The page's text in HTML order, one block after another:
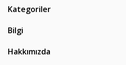
Kategoriler
Bilgi
Hakkımızda